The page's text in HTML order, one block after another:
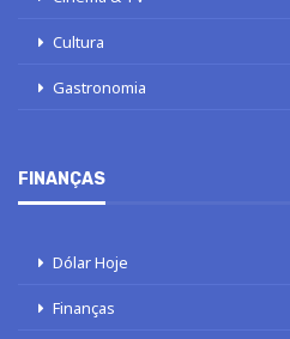
Cultura
Gastronomia
FINANÇAS
Dólar Hoje
Finanças